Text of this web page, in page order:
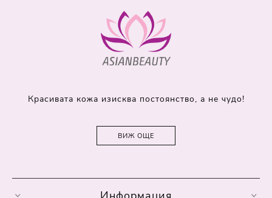
Красивата кожа изисква постоянство, а не чудо!
ВИЖ ОЩЕ